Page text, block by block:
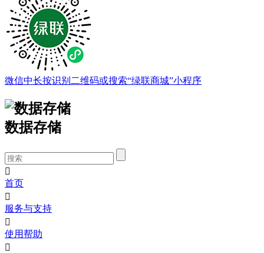
微信中长按识别二维码或搜索“绿联商城”小程序
数据存储

首页

服务与支持

使用帮助
